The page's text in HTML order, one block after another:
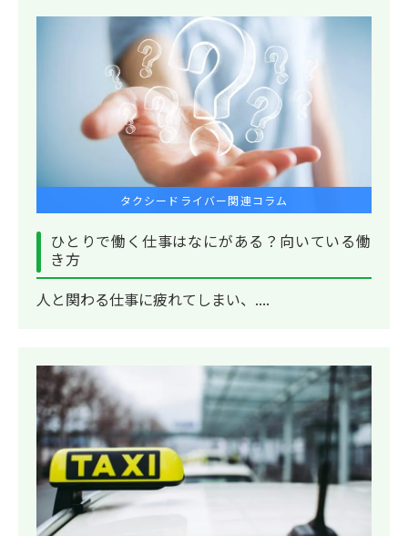
タクシードライバー関連コラム
ひとりで働く仕事はなにがある？向いている働
き方
人と関わる仕事に疲れてしまい、....